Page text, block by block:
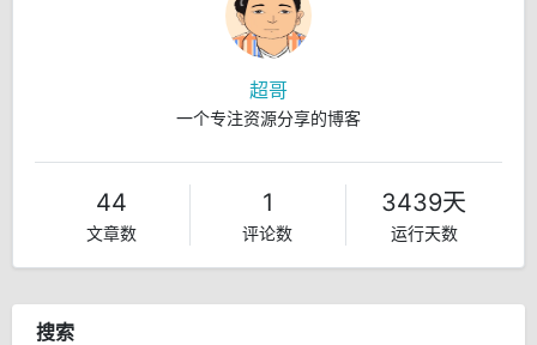
超哥
一个专注资源分享的博客
44
文章数
1
评论数
3439天
运行天数
搜索